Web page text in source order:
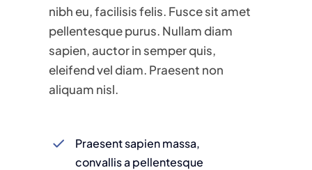
nibh eu, facilisis felis. Fusce sit amet
pellentesque purus. Nullam diam
sapien, auctor in semper quis,
eleifend vel diam. Praesent non
aliquam nisl.
Praesent sapien massa,
convallis a pellentesque